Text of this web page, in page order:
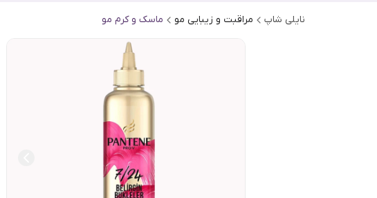
نایلی شاپ مراقبت و زیبایی مو ماسک و کرم مو